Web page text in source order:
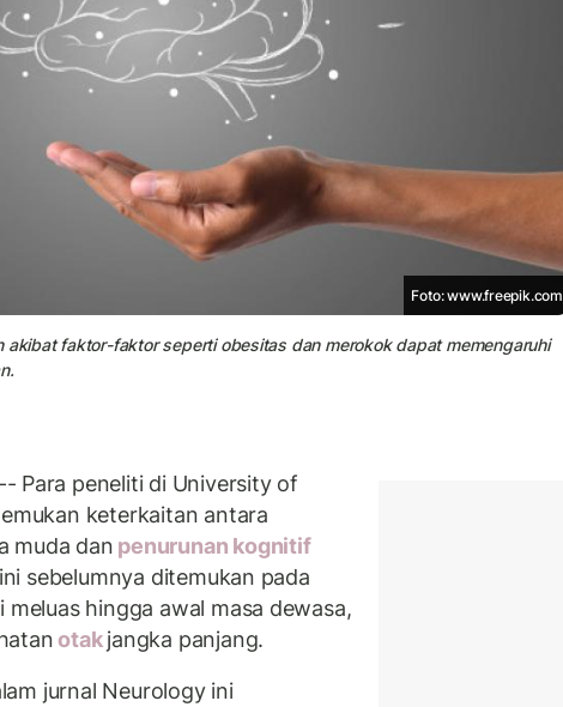
Foto: www.freepik.com
akibat faktor-faktor seperti obesitas dan merokok dapat memengaruhi
Para peneliti di University of
keterkaitan antara
muda dan penurunan kognitif
sebelumnya ditemukan pada
hingga awal masa dewasa,
otakjangka panjang.
jurnal Neurology ini